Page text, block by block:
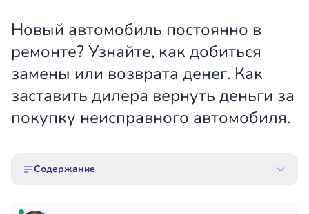
Новый автомобиль постоянно в
ремонте? Узнайте, как добиться
замены или возврата денег. Как
заставить дилера вернуть деньги за
покупку неисправного автомобиля.
Содержание